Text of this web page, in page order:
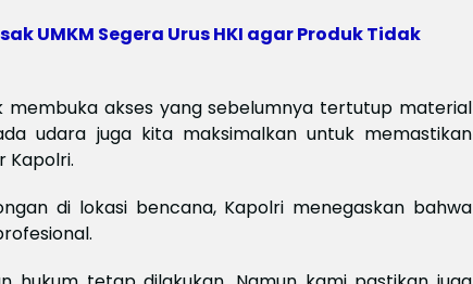
UMKM Segera Urus HKI agar Produk Tidak
membuka akses yang sebelumnya tertutup material
udara juga kita maksimalkan untuk memastikan
Kapolri.
di lokasi bencana, Kapolri menegaskan bahwa